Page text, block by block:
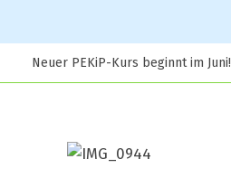
Neuer PEKiP-Kurs beginnt im Juni!